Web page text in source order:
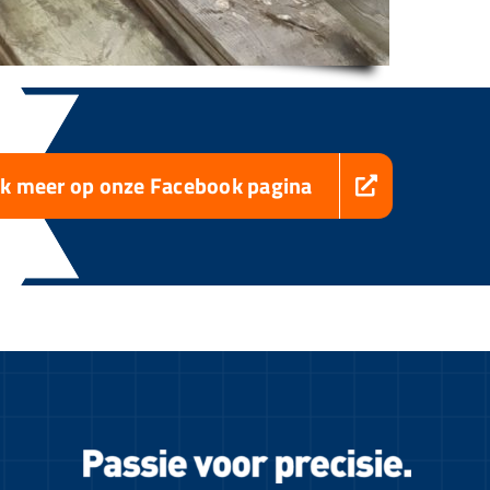
meer op onze Facebook pagina